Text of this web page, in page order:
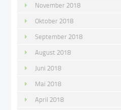
November 2018
Oktober 2018
September 2018
August 2018
Juni 2018
Mai 2018
April 2018